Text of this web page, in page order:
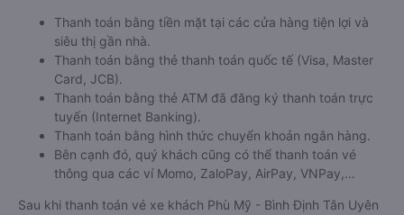
Thanh toán bằng tiền mặt tại các cửa hàng tiện lợi và
siêu thị gần nhà.
Thanh toán bằng thẻ thanh toán quốc tế (Visa, Master
Card, JCB).
Thanh toán bằng thẻ ATM đã đăng ký thanh toán trực
tuyến (Internet Banking).
Thanh toán bằng hình thức chuyển khoản ngân hàng.
Bên cạnh đó, quý khách cũng có thể thanh toán vé
thông qua các ví Momo, ZaloPay, AirPay, VNPay,…
Sau khi thanh toán vé xe khách Phù Mỹ - Bình Định Tân Uyên